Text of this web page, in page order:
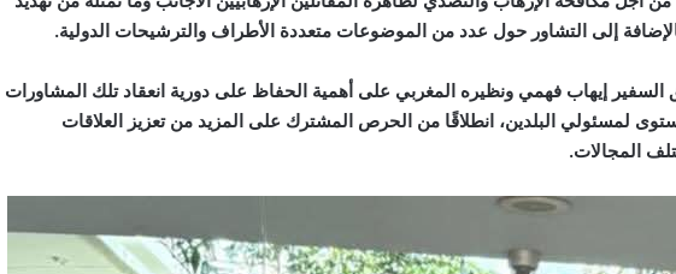
إلى التشاور حول عدد من الموضوعات متعددة الأطراف والترشيحات الدولية.
إيهاب فهمي ونظيره المغربي على أهمية الحفاظ على دورية انعقاد تلك المشاورات
لمسئولي البلدين، انطلاقًا من الحرص المشترك على المزيد من تعزيز العلاقات
المجالات.